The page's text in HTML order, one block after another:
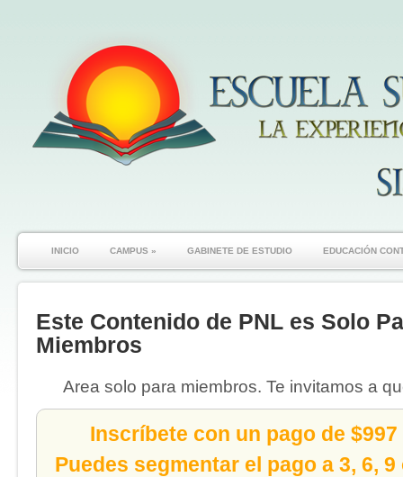
INICIO CAMPUS » GABINETE DE ESTUDIO EDUCACIÓN
Este Contenido de PNL es Solo
Miembros
Area solo para miembros. Te invitamos a
Inscríbete con un pago de
Puedes segmentar el pago a 3, 6, 9